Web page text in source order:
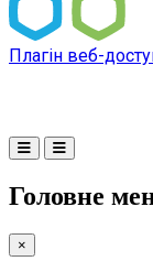
Плагін веб-
Головне
×